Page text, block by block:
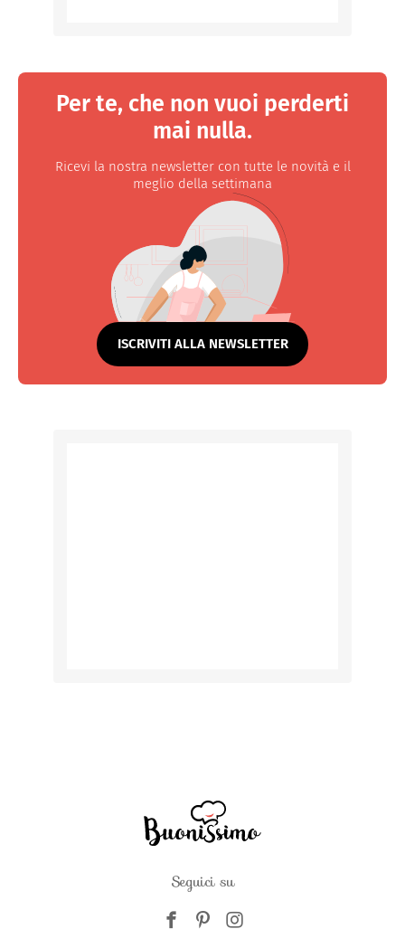
Per te, che non vuoi perderti
mai nulla.
Ricevi la nostra newsletter con tutte le novità e il
meglio della settimana
ISCRIVITI ALLA NEWSLETTER
Seguici su